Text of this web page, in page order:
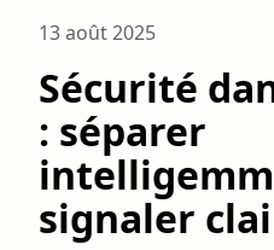
m
13 août 2025
Sécurité
: séparer
signaler